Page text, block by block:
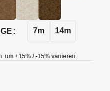
7m 14m
um +15% / -15% variieren.